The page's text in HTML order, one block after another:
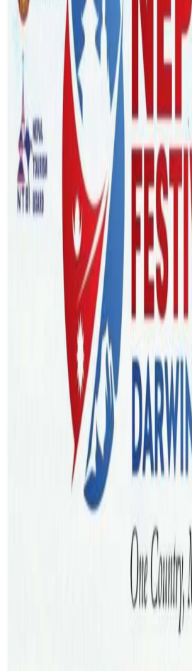
Thursday, 2026 March 26 / 9:47 pm
अ+
काठमाडौं – अष्ट्रेलियाले वैध भिसा भएका
आगामी छ महिनासम्म रोक्ने निर्णय गरेको
गृह मामिला मन्त्री टोनी बर्कका अनुसार,
उनीहरू स्वदेश फर्किन नपाउने सम्भावना
हितमा यो कदम आवश्यक भएको हो। करिब
प्रभावित गर्ने निर्णयमा अष्ट्रेलियन